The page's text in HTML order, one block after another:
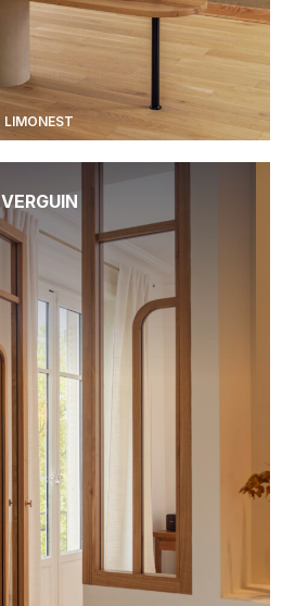
LIMONEST
VERGUIN